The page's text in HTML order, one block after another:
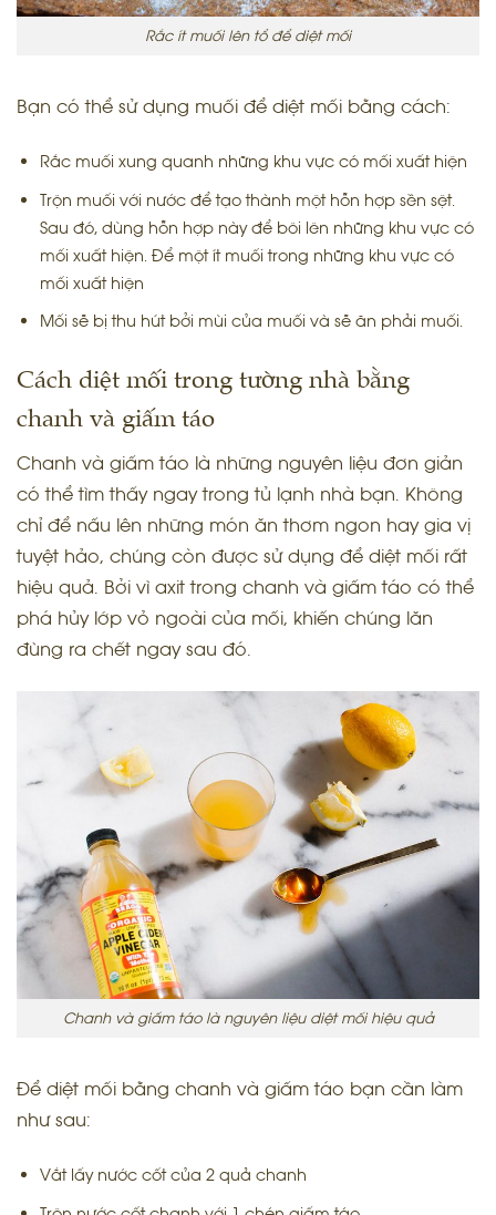
Rắc ít muối lên tổ để diệt mối
Bạn có thể sử dụng muối để diệt mối bằng cách:
Rắc muối xung quanh những khu vực có mối xuất hiện
Trộn muối với nước để tạo thành một hỗn hợp sền sệt.
Sau đó, dùng hỗn hợp này để bôi lên những khu vực có
mối xuất hiện. Để một ít muối trong những khu vực có
mối xuất hiện
Mối sẽ bị thu hút bởi mùi của muối và sẽ ăn phải muối.
Cách diệt mối trong tường nhà bằng
chanh và giấm táo
Chanh và giấm táo là những nguyên liệu đơn giản
có thể tìm thấy ngay trong tủ lạnh nhà bạn. Không
chỉ để nấu lên những món ăn thơm ngon hay gia vị
tuyệt hảo, chúng còn được sử dụng để diệt mối rất
hiệu quả. Bởi vì axit trong chanh và giấm táo có thể
phá hủy lớp vỏ ngoài của mối, khiến chúng lăn
đùng ra chết ngay sau đó.
Chanh và giấm táo là nguyên liệu diệt mối hiệu quả
Để diệt mối bằng chanh và giấm táo bạn cần làm
như sau:
Vắt lấy nước cốt của 2 quả chanh